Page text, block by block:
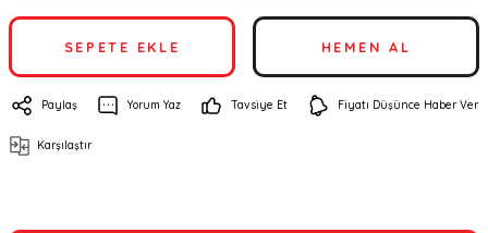
SEPETE EKLE HEMEN AL
Paylaş Yorum Yaz Tavsiye Et Fiyatı Düşünce Haber Ver
Karşılaştır